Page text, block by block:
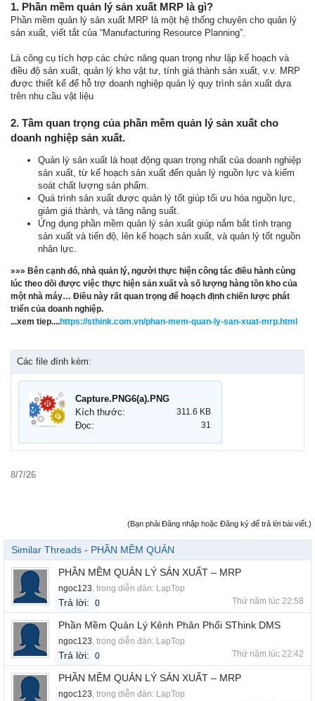
1. Phần mềm quản lý sản xuất MRP là gì?
Phần mềm quản lý sản xuất MRP là một hệ thống chuyên cho quản lý
sản xuất, viết tắt của “Manufacturing Resource Planning”.
Là công cụ tích hợp các chức năng quan trọng như lập kế hoạch và
điều độ sản xuất, quản lý kho vật tư, tính giá thành sản xuất, v.v. MRP
được thiết kế để hỗ trợ doanh nghiệp quản lý quy trình sản xuất dựa
trên nhu cầu vật liệu
2. Tầm quan trọng của phần mềm quản lý sản xuất cho
doanh nghiệp sản xuất.
Quản lý sản xuất là hoạt động quan trọng nhất của doanh nghiệp
sản xuất, từ kế hoạch sản xuất đến quản lý nguồn lực và kiểm
soát chất lượng sản phẩm.
Quá trình sản xuất được quản lý tốt giúp tối ưu hóa nguồn lực,
giảm giá thành, và tăng năng suất.
Ứng dụng phần mềm quản lý sản xuất giúp nắm bắt tình trạng
sản xuất và tiến độ, lên kế hoạch sản xuất, và quản lý tốt nguồn
nhân lực.
»»» Bên cạnh đó, nhà quản lý, người thực hiện công tác điều hành cùng
lúc theo dõi được việc thực hiện sản xuất và số lượng hàng tồn kho của
một nhà máy… Điều này rất quan trọng để hoạch định chiến lược phát
triển của doanh nghiệp.
...xem tiep....https://sthink.com.vn/phan-mem-quan-ly-san-xuat-mrp.html
Các file đính kèm:
Capture.PNG6(a).PNG
Kích thước:
311.6 KB
Đọc: 31
8/7/26
(Bạn phải Đăng nhập hoặc Đăng ký để trả lời bài viết.)
Similar Threads - PHẦN MỀM QUẢN
PHẦN MỀM QUẢN LÝ SẢN XUẤT – MRP
ngoc123, trong diễn đàn: LapTop
Trả lời: 0 Thứ năm lúc 22:58
Phần Mềm Quản Lý Kênh Phân Phối SThink DMS
ngoc123, trong diễn đàn: LapTop
Trả lời: 0 Thứ năm lúc 22:42
PHẦN MỀM QUẢN LÝ SẢN XUẤT – MRP
ngoc123, trong diễn đàn: LapTop